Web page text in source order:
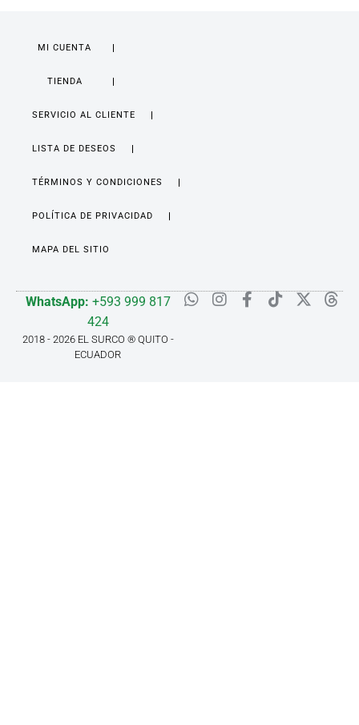
MI CUENTA
TIENDA
SERVICIO AL CLIENTE
LISTA DE DESEOS
TÉRMINOS Y CONDICIONES
POLÍTICA DE PRIVACIDAD
MAPA DEL SITIO
WhatsApp: +593 999 817
424
2018 - 2026 EL SURCO ® QUITO -
ECUADOR